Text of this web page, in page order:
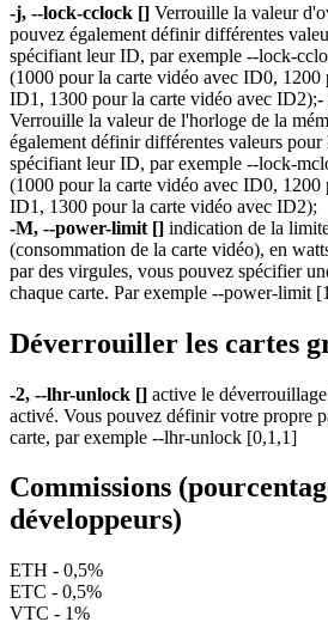
-j, --lock-cclock [] Verrouille la valeur
pouvez également définir différentes
spécifiant leur ID, par exemple --lock-
(1000 pour la carte vidéo avec ID0, 1200
ID1, 1300 pour la carte vidéo avec ID2);-
Verrouille la valeur de l'horloge de la
également définir différentes valeurs pour
spécifiant leur ID, par exemple --lock-
(1000 pour la carte vidéo avec ID0, 1200
ID1, 1300 pour la carte vidéo avec ID2);
-M, --power-limit [] indication de la
(consommation de la carte vidéo), en
par des virgules, vous pouvez spécifier
chaque carte. Par exemple --power-limit
Déverrouiller les cartes
-2, --lhr-unlock [] active le
activé. Vous pouvez définir votre propre
carte, par exemple --lhr-unlock [0,1,1]
Commissions
développeurs)
ETH - 0,5%
ETC - 0,5%
VTC - 1%